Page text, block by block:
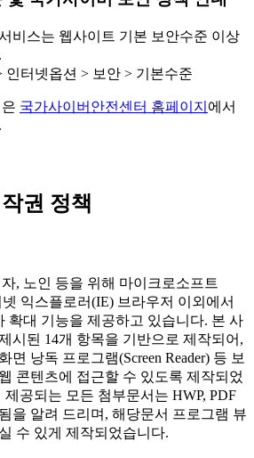
비스는 웹사이트 기본 보안수준 이상
터넷옵션 > 보안 > 기본수준
국가사이버안전센터 홈페이지 에서
권 정책
, 노인 등을 위해 마이크로소프트
익스플로러(IE) 브라우저 이외에서
확대 기능을 제공하고 있습니다. 본 사
시된 14개 항목을 기반으로 제작되어,
면 낭독 프로그램(Screen Reader) 등 보
콘텐츠에 접근할 수 있도록 제작되었
공되는 모든 첨부문서는 HWP, PDF
을 알려 드리며, 해당문서 프로그램 뷰
수 있게 제작되었습니다.